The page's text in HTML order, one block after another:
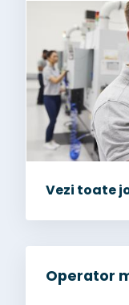
Vezi toate
Operator